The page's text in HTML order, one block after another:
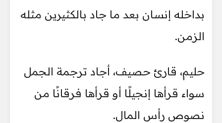
بداخله إنسان بعد ما جاد بالكثيرين مثله
الزمن.
حليم، قارئ حصيف، أجاد ترجمة الجمل
سواء قرأها إنجيلًا أو قرأها فرقانًا من
نصوص رأس المال.